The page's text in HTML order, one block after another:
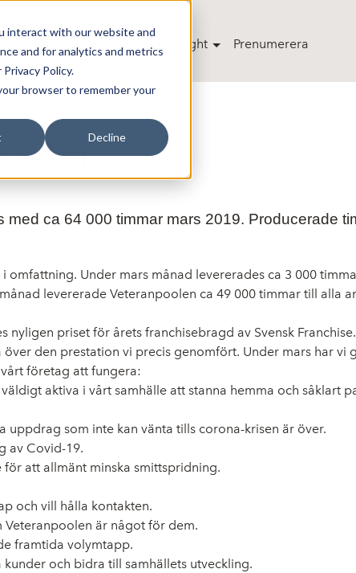
interact with our website and
and for analytics and metrics
Policy.
browser to remember your
Decline
Om Spotlight Prenumerera
2020
med ca 64 000 timmar mars 2019. Producerade
Under mars månad levererades ca 3 000
levererade Veteranpoolen ca 49 000 timmar till alla
priset för årets franchisebragd av Svensk
den prestation vi precis genomfört. Under mars har
företag att fungera:
aktiva i vårt samhälle att stanna hemma och såklart
som inte kan vänta tills corona-krisen är över.
av Covid-19.
att allmänt minska smittspridning.
och vill hålla kontakten.
är något för dem.
framtida volymtapp.
och bidra till samhällets utveckling.